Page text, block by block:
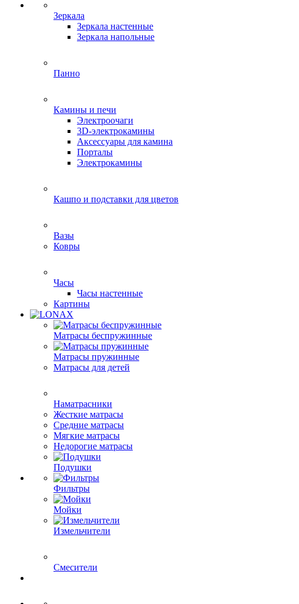
Зеркала
Зеркала настенные
Зеркала напольные
Панно
Камины и печи
Электроочаги
3D-электрокамины
Аксессуары для камина
Порталы
Электрокамины
Кашпо и подставки для цветов
Вазы
Ковры
Часы
Часы настенные
Картины
Матрасы беспружинные
Матрасы пружинные
Матрасы для детей
Наматрасники
Жесткие матрасы
Средние матрасы
Мягкие матрасы
Недорогие матрасы
Подушки
Фильтры
Мойки
Измельчители
Смесители